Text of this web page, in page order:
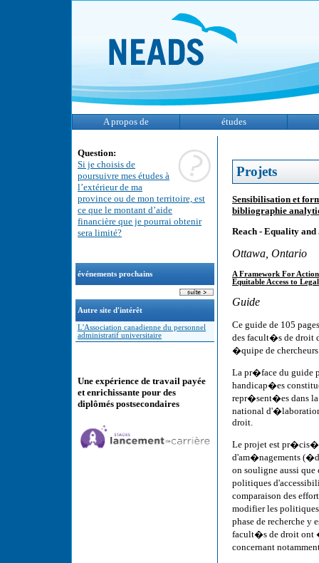
A propos de études
Question:
Si je choisis de
poursuivre mes études à
l’extérieur de ma
province ou de mon territoire, est
ce que le montant d’aide
financière que je pourrai obtenir
sera limité?
événements prochains
Autre site d'intérêt
L'Association canadienne du personnel
administratif universitaire
Une expérience de travail payée
et enrichissante pour des
diplômés postsecondaires
Projets
Sensibilisation et
bibliographie
Reach - Equality
Ottawa, Ontario
A Framework For
Equitable Access to
Guide
Ce guide de 105
des facult�s de droit
�quipe de
La pr�face du guide
handicap�es
repr�sent�es dans
national
droit.
Le projet est pr�cis�
d'am�nagements
on souligne aussi
politiques
comparaison des
modifier les
phase de recherche
facult�s de droit ont
concernant